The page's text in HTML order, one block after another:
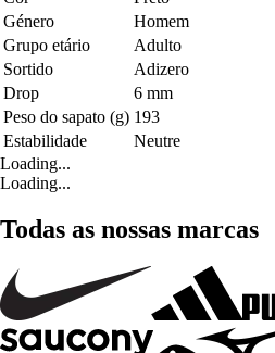
Género
Homem
Grupo etário
Adulto
Sortido
Adizero
Drop
6 mm
Peso do sapato (g) 193
Estabilidade
Neutre
Loading...
Loading...
Todas as nossas marcas